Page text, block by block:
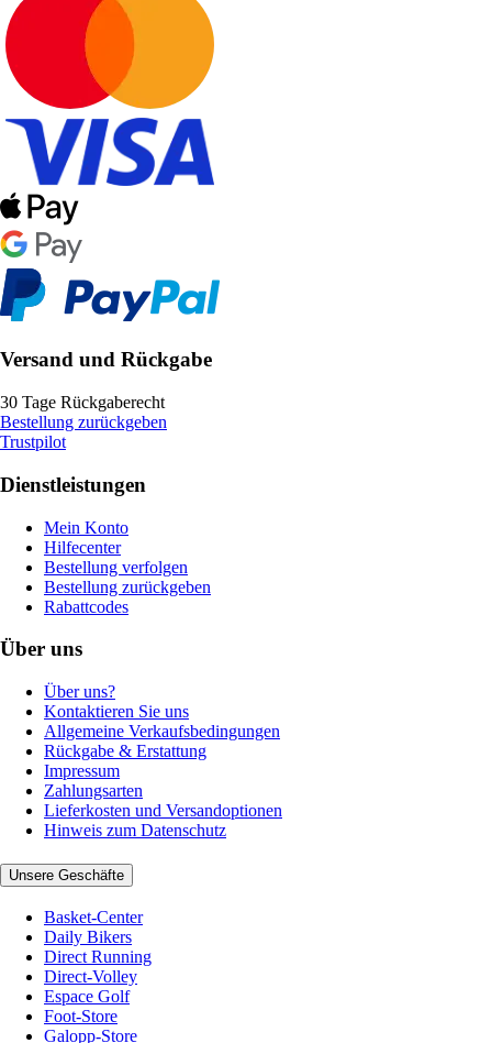
Versand und Rückgabe
30 Tage Rückgaberecht
Bestellung zurückgeben
Trustpilot
Dienstleistungen
Mein Konto
Hilfecenter
Bestellung verfolgen
Bestellung zurückgeben
Rabattcodes
Über uns
Über uns?
Kontaktieren Sie uns
Allgemeine Verkaufsbedingungen
Rückgabe & Erstattung
Impressum
Zahlungsarten
Lieferkosten und Versandoptionen
Hinweis zum Datenschutz
Unsere Geschäfte
Basket-Center
Daily Bikers
Direct Running
Direct-Volley
Espace Golf
Foot-Store
Galopp-Store